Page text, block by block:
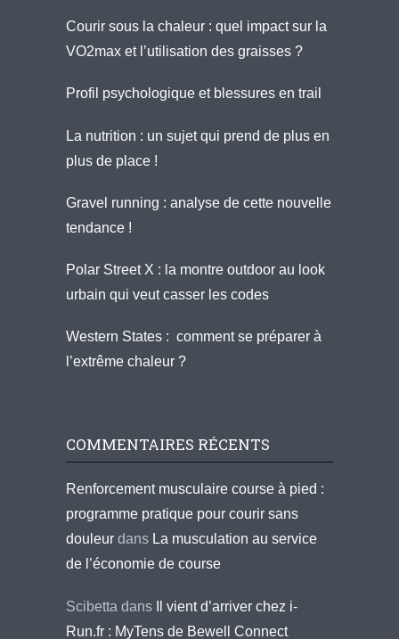
Courir sous la chaleur : quel impact sur la
VO2max et l’utilisation des graisses ?
Profil psychologique et blessures en trail
La nutrition : un sujet qui prend de plus en
plus de place !
Gravel running : analyse de cette nouvelle
tendance !
Polar Street X : la montre outdoor au look
urbain qui veut casser les codes
Western States : comment se préparer à
l’extrême chaleur ?
COMMENTAIRES RÉCENTS
Renforcement musculaire course à pied :
programme pratique pour courir sans
douleur dans La musculation au service
de l’économie de course
Scibetta dans
Il vient d’arriver chez i-
Run.fr : MyTens de Bewell Connect